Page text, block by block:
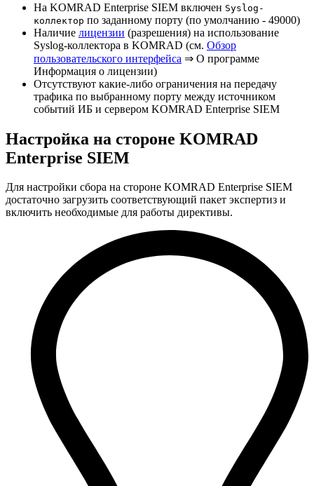
На KOMRAD Enterprise SIEM включен Syslog-
коллектор по заданному порту (по умолчанию - 49000)
Наличие лицензии (разрешения) на использование
Syslog-коллектора в KOMRAD (см. Обзор
пользовательского интерфейса ⇒ О программе
Информация о лицензии)
Отсутствуют какие-либо ограничения на передачу
трафика по выбранному порту между источником
событий ИБ и сервером KOMRAD Enterprise SIEM
Настройка на стороне KOMRAD
Enterprise SIEM
Для настройки сбора на стороне KOMRAD Enterprise SIEM
достаточно загрузить соответствующий пакет экспертиз и
включить необходимые для работы директивы.